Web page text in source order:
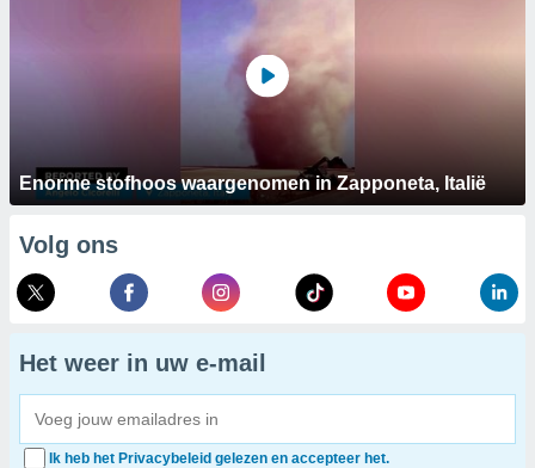
Enorme stofhoos waargenomen in Zapponeta, Italië
Volg ons
Het weer in uw e-mail
Ik heb het Privacybeleid gelezen en accepteer het.